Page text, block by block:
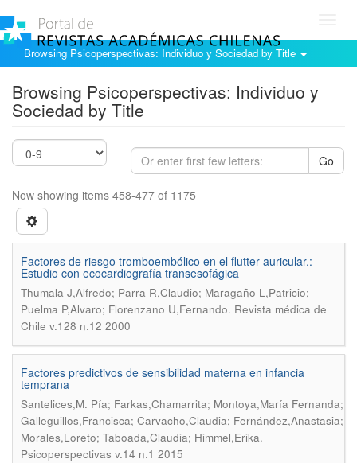
Browsing Psicoperspectivas: Individuo y Sociedad by Title
Browsing Psicoperspectivas: Individuo y
Sociedad by Title
Go
Now showing items 458-477 of 1175
Factores de riesgo tromboembólico en el flutter auricular.:
Estudio con ecocardiografía transesofágica
Thumala J,Alfredo; Parra R,Claudio; Maragaño L,Patricio;
Puelma P,Alvaro; Florenzano U,Fernando. Revista médica de
Chile v.128 n.12 2000
Factores predictivos de sensibilidad materna en infancia
temprana
Santelices,M. Pía; Farkas,Chamarrita; Montoya,María Fernanda;
Galleguillos,Francisca; Carvacho,Claudia; Fernández,Anastasia;
Morales,Loreto; Taboada,Claudia; Himmel,Erika.
Psicoperspectivas v.14 n.1 2015